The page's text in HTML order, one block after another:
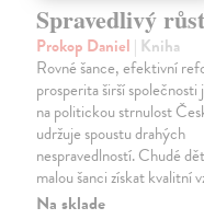
Spravedlivý růst
Prokop Daniel | Kniha
Rovné šance, efektivní
prosperita širší společnosti
na politickou strnulost
udržuje spoustu drahých
nespravedlností. Chudé
malou šanci získat kvalitní
Na sklade